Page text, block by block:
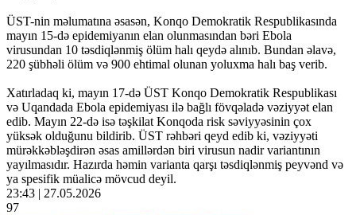
ÜST-nin məlumatına əsasən, Konqo Demokratik Respublikasında
mayın 15-də epidemiyanın elan olunmasından bəri Ebola
virusundan 10 təsdiqlənmiş ölüm halı qeydə alınıb. Bundan əlavə,
220 şübhəli ölüm və 900 ehtimal olunan yoluxma halı baş verib.
Xatırladaq ki, mayın 17-də ÜST Konqo Demokratik Respublikası
və Uqandada Ebola epidemiyası ilə bağlı fövqəladə vəziyyət elan
edib. Mayın 22-də isə təşkilat Konqoda risk səviyyəsinin çox
yüksək olduğunu bildirib. ÜST rəhbəri qeyd edib ki, vəziyyəti
mürəkkəbləşdirən əsas amillərdən biri virusun nadir variantının
yayılmasıdır. Hazırda həmin varianta qarşı təsdiqlənmiş peyvənd və
ya spesifik müalicə mövcud deyil.
23:43 | 27.05.2026
97